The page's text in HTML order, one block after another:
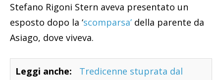
Stefano Rigoni Stern aveva presentato un
esposto dopo la ‘scomparsa’ della parente da
Asiago, dove viveva.
Leggi anche:
Tredicenne stuprata dal